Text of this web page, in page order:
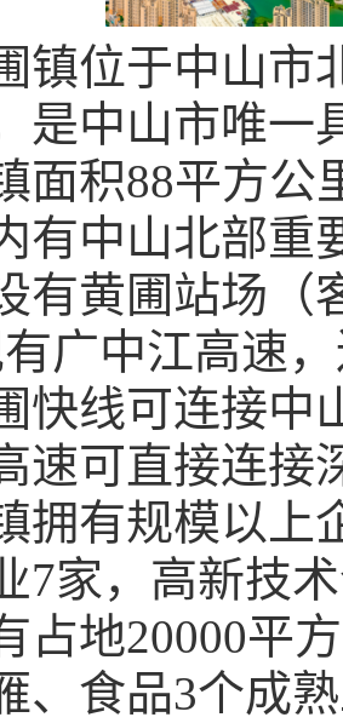
镇位于中山市
是中山市唯一
面积88平方公
有中山北部重
有黄圃站场（
广中江高速
快线可连接中
速可直接连接
拥有规模以上
7家，高新技
占地20000平
、食品3个成